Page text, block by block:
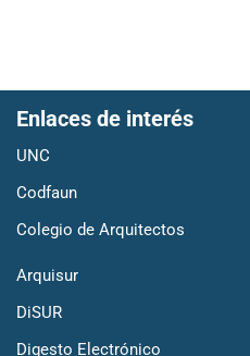
Enlaces de interés
UNC
Codfaun
Colegio de Arquitectos
Arquisur
DiSUR
Digesto Electrónico